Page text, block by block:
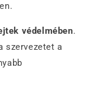
védelmében.
szervezetet a